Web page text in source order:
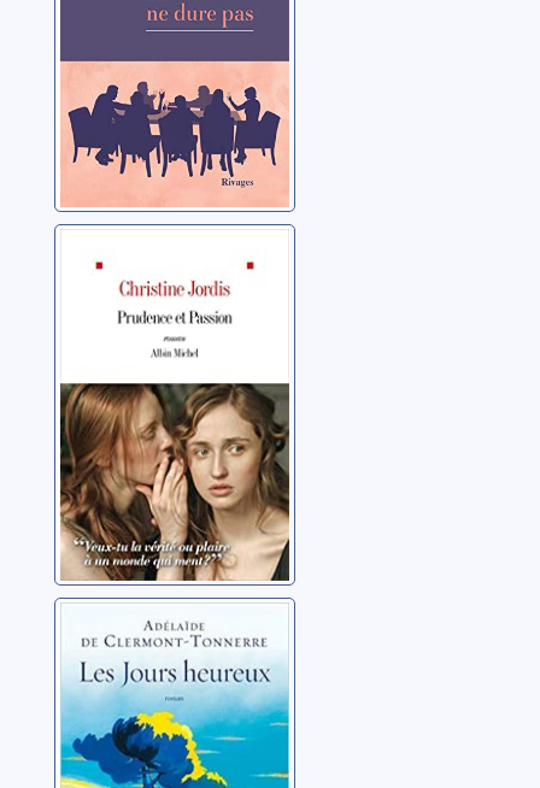
passion
Jordis, Christine
Les jours
heureux
Clermont-Tonnerre,
Adélaïde de